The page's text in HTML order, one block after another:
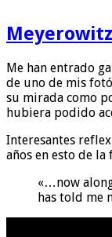
Me han entrado
de uno de mis
su mirada como
hubiera podido
Interesantes
años en esto de
«…now
has told me